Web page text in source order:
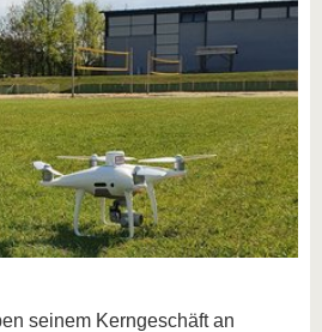
seinem Kerngeschäft an